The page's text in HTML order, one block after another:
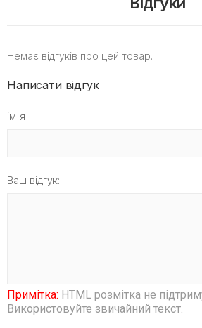
Немає відгуків про цей товар.
Написати відгук
ім'я
Ваш відгук:
Примітка: HTML розмітка не
Використовуйте звичайний текст.